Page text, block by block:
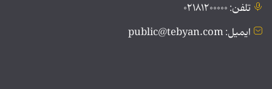
تلفن: ۰۲۱۸۱۲۰۰۰۰۰
ایمیل: public@tebyan.com